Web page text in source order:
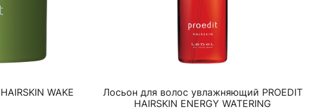
WAKE
Лосьон для волос увлажняющий PROEDIT
HAIRSKIN ENERGY WATERING